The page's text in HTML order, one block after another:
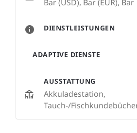
DIENSTLEISTUNGEN
ADAPTIVE DIENSTE
AUSSTATTUNG
Akkuladestation,
Tauch-/
Bar (USD), Bar (EUR), Bar